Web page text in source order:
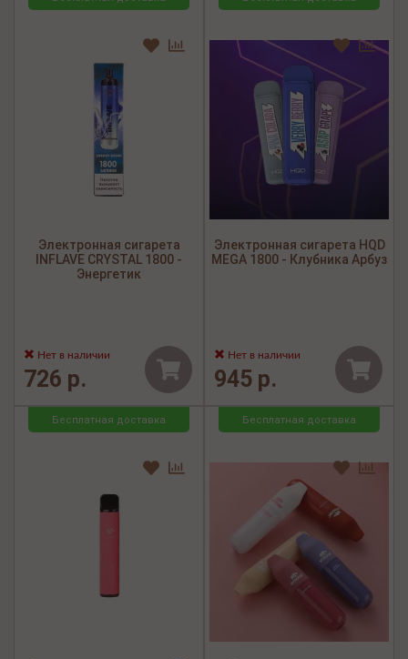
Электронная сигарета
INFLAVE CRYSTAL 1800 -
Энергетик
Нет в наличии
726 р.
Электронная сигарета HQD
MEGA 1800 - Клубника Арбуз
Нет в наличии
945 р.
Бесплатная доставка Бесплатная доставка